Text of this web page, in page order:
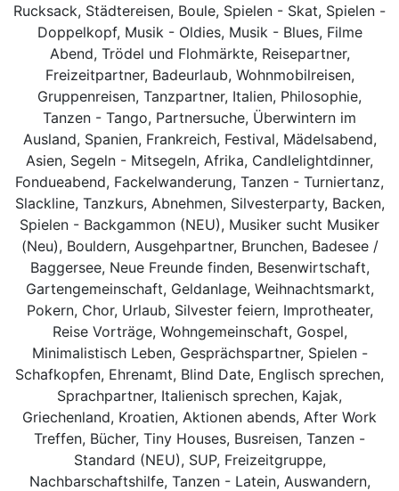
Rucksack, Städtereisen, Boule, Spielen - Skat, Spielen -
Doppelkopf, Musik - Oldies, Musik - Blues, Filme
Abend, Trödel und Flohmärkte, Reisepartner,
Freizeitpartner, Badeurlaub, Wohnmobilreisen,
Gruppenreisen, Tanzpartner, Italien, Philosophie,
Tanzen - Tango, Partnersuche, Überwintern im
Ausland, Spanien, Frankreich, Festival, Mädelsabend,
Asien, Segeln - Mitsegeln, Afrika, Candlelightdinner,
Fondueabend, Fackelwanderung, Tanzen - Turniertanz,
Slackline, Tanzkurs, Abnehmen, Silvesterparty, Backen,
Spielen - Backgammon (NEU), Musiker sucht Musiker
(Neu), Bouldern, Ausgehpartner, Brunchen, Badesee /
Baggersee, Neue Freunde finden, Besenwirtschaft,
Gartengemeinschaft, Geldanlage, Weihnachtsmarkt,
Pokern, Chor, Urlaub, Silvester feiern, Improtheater,
Reise Vorträge, Wohngemeinschaft, Gospel,
Minimalistisch Leben, Gesprächspartner, Spielen -
Schafkopfen, Ehrenamt, Blind Date, Englisch sprechen,
Sprachpartner, Italienisch sprechen, Kajak,
Griechenland, Kroatien, Aktionen abends, After Work
Treffen, Bücher, Tiny Houses, Busreisen, Tanzen -
Standard (NEU), SUP, Freizeitgruppe,
Nachbarschaftshilfe, Tanzen - Latein, Auswandern,